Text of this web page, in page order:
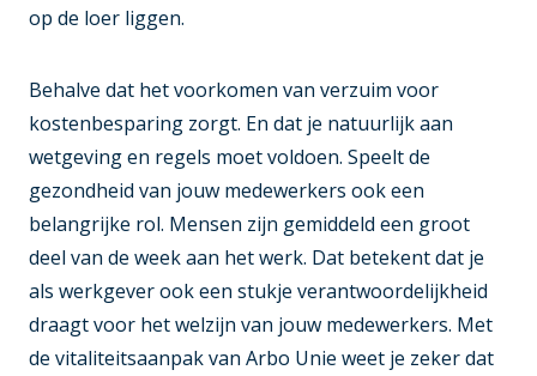
op de loer liggen.
Behalve dat het voorkomen van verzuim voor
kostenbesparing zorgt. En dat je natuurlijk aan
wetgeving en regels moet voldoen. Speelt de
gezondheid van jouw medewerkers ook een
belangrijke rol. Mensen zijn gemiddeld een groot
deel van de week aan het werk. Dat betekent dat je
als werkgever ook een stukje verantwoordelijkheid
draagt voor het welzijn van jouw medewerkers. Met
de vitaliteitsaanpak van Arbo Unie weet je zeker dat